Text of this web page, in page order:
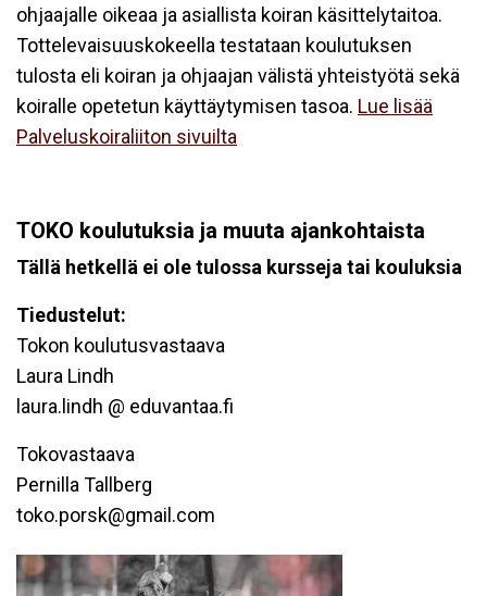
ohjaajalle oikeaa ja asiallista koiran käsittelytaitoa.
Tottelevaisuuskokeella testataan koulutuksen
tulosta eli koiran ja ohjaajan välistä yhteistyötä sekä
koiralle opetetun käyttäytymisen tasoa. Lue lisää
Palveluskoiraliiton sivuilta
TOKO koulutuksia ja muuta ajankohtaista
Tällä hetkellä ei ole tulossa kursseja tai kouluksia
Tiedustelut:
Tokon koulutusvastaava
Laura Lindh
laura.lindh @ eduvantaa.fi
Tokovastaava
Pernilla Tallberg
toko.porsk@gmail.com